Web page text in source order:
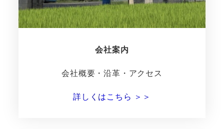
会社案内
会社概要・沿革・アクセス
詳しくはこちら ＞＞